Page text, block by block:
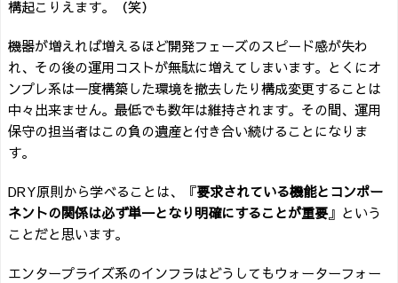
構起こりえます。（笑）
機器が増えれば増えるほど開発フェーズのスピード感が失わ
れ、その後の運用コストが無駄に増えてしまいます。とくにオ
ンプレ系は一度構築した環境を撤去したり構成変更することは
中々出来ません。最低でも数年は維持されます。その間、運用
保守の担当者はこの負の遺産と付き合い続けることになりま
す。
DRY原則から学べることは、『要求されている機能とコンポー
ネントの関係は必ず単一となり明確にすることが重要』という
ことだと思います。
エンタープライズ系のインフラはどうしてもウォーターフォー